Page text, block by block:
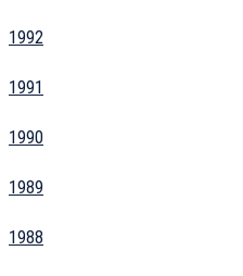
1992
1991
1990
1989
1988